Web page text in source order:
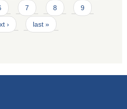
7 8 9
› last »